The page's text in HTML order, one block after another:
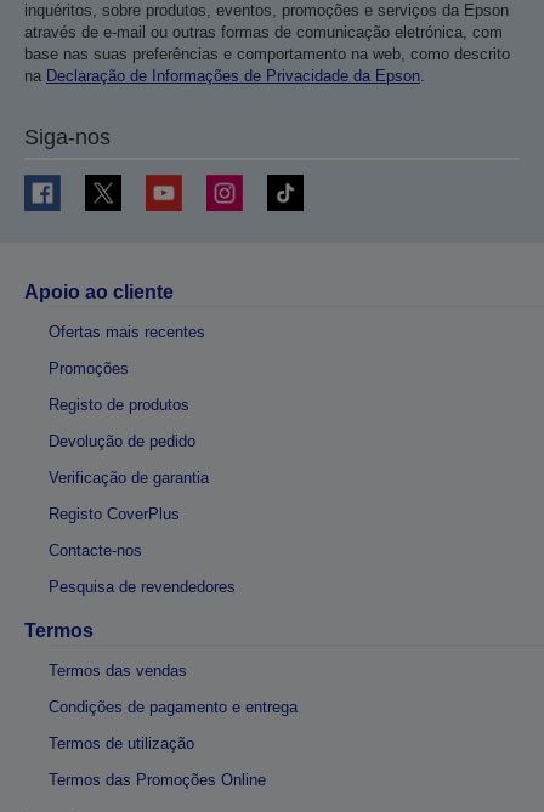
inquéritos, sobre produtos, eventos, promoções e serviços da Epson
através de e-mail ou outras formas de comunicação eletrónica, com
base nas suas preferências e comportamento na web, como descrito
na Declaração de Informações de Privacidade da Epson.
Siga-nos
Apoio ao cliente
Ofertas mais recentes
Promoções
Registo de produtos
Devolução de pedido
Verificação de garantia
Registo CoverPlus
Contacte-nos
Pesquisa de revendedores
Termos
Termos das vendas
Condições de pagamento e entrega
Termos de utilização
Termos das Promoções Online